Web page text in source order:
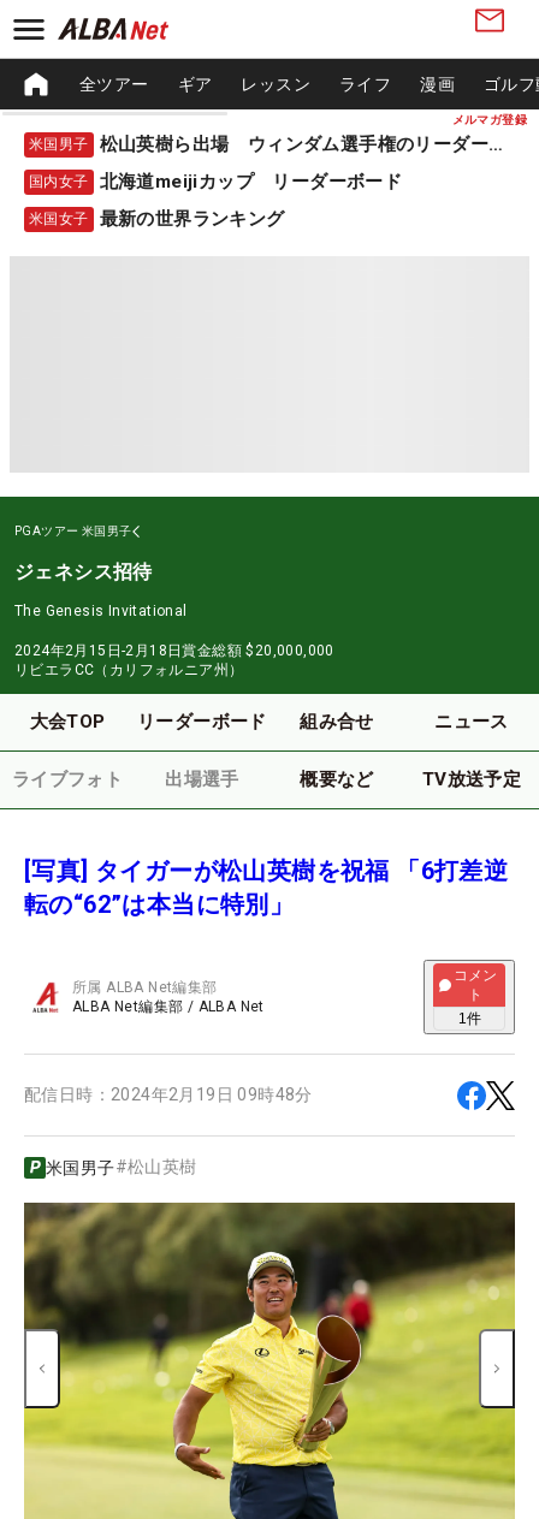
メルマガ登録
全ツアー ギア レッスン ライフ 漫画 ゴル
米国男子 松山英樹ら出場 ウィンダム選手権のリーダーボード
国内女子 北海道meijiカップ リーダーボード
米国女子 最新の世界ランキング
PGAツアー 米国男子
ジェネシス招待
The Genesis Invitational
2024年2月15日-2月18日賞金総額 $20,000,000
リビエラCC（カリフォルニア州）
大会TOP リーダーボード 組み合せ ニュース
ライブフォト 出場選手 概要など TV放送予定
[写真] タイガーが松山英樹を祝福 「6打差逆
転の“62”は本当に特別」
所属ALBA Net編集部
ALBA Net編集部 / ALBA Net
コメン
ト
1件
配信日時： 2024年2月19日 09時48分
米国男子#松山英樹